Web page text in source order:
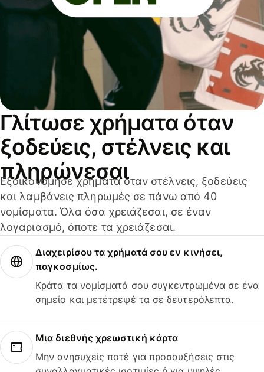
Γλίτωσε χρήματα όταν
ξοδεύεις, στέλνεις και
πληρώνεσαι
Εξοικονόμησε χρήματα όταν στέλνεις, ξοδεύεις
και λαμβάνεις πληρωμές σε πάνω από 40
νομίσματα. Όλα όσα χρειάζεσαι, σε έναν
λογαριασμό, όποτε τα χρειάζεσαι.
Διαχειρίσου τα χρήματά σου εν κινήσει,
παγκοσμίως.
Κράτα τα νομίσματά σου συγκεντρωμένα σε ένα
σημείο και μετέτρεψέ τα σε δευτερόλεπτα.
Μια διεθνής χρεωστική κάρτα
Μην ανησυχείς ποτέ για προσαυξήσεις στις